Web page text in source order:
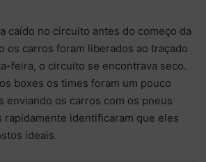
caído no circuito antes do começo da
os carros foram liberados ao traçado
feira, o circuito se encontrava seco.
boxes os times foram um pouco
enviando os carros com os pneus
rapidamente identificaram que eles
ideais.